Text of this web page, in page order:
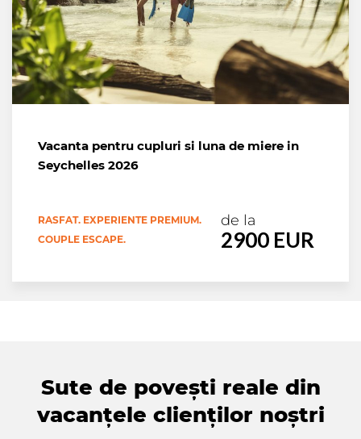
Vacanta pentru cupluri si luna de miere in
Seychelles 2026
RASFAT. EXPERIENTE PREMIUM.
COUPLE ESCAPE.
de la
2900 EUR
Sute de povești reale din
vacanțele clienților noștri